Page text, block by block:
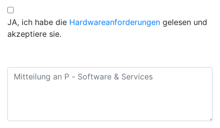
JA, ich habe die Hardwareanforderungen gelesen und
akzeptiere sie.